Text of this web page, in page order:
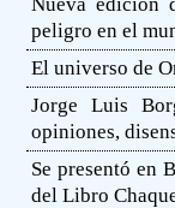
peligro en el
El universo de
Jorge Luis
opiniones,
Se presentó en
del Libro